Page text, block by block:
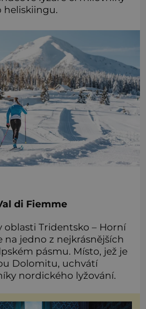
heliskiingu.
di Fiemme
oblasti Tridentsko – Horní
na jedno z nejkrásnějších
pásmu. Místo, jež je
Dolomitu, uchvátí
nordického lyžování.